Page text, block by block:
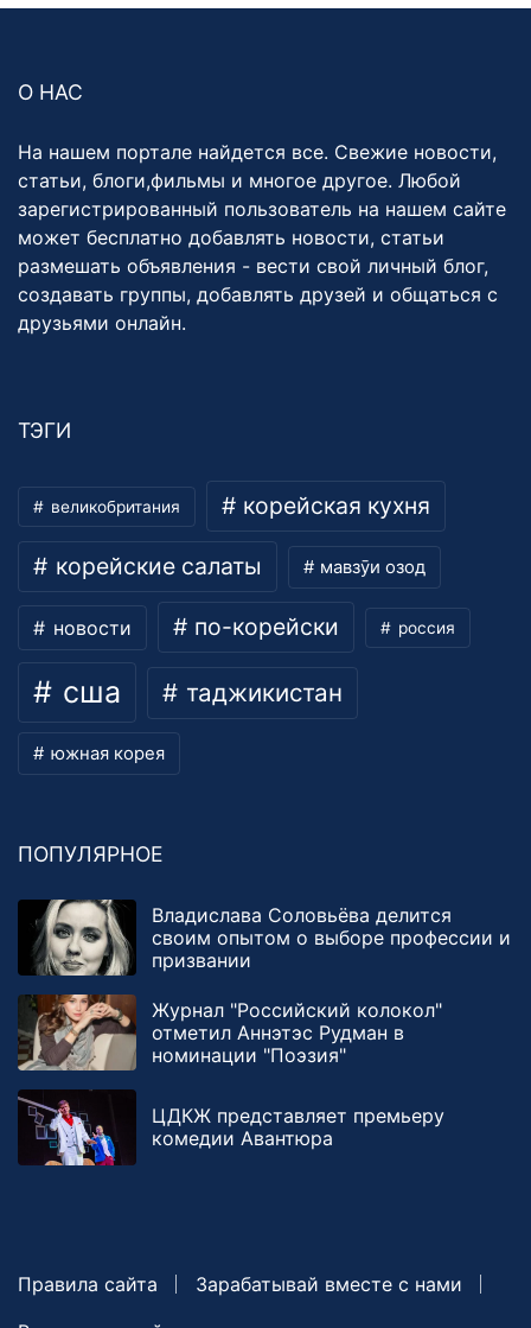
О НАС
На нашем портале найдется все. Свежие новости,
статьи, блоги,фильмы и многое другое. Любой
зарегистрированный пользователь на нашем сайте
может бесплатно добавлять новости, статьи
размешать объявления - вести свой личный блог,
создавать группы, добавлять друзей и общаться с
друзьями онлайн.
ТЭГИ
великобритания корейская кухня
корейские салаты мавзӯи озод
новости по-корейски россия
сша таджикистан
южная корея
ПОПУЛЯРНОЕ
Владислава Соловьёва делится
своим опытом о выборе профессии и
призвании
Журнал "Российский колокол"
отметил Аннэтэс Рудман в
номинации "Поэзия"
ЦДКЖ представляет премьеру
комедии Авантюра
Правила сайта
Зарабатывай вместе с нами